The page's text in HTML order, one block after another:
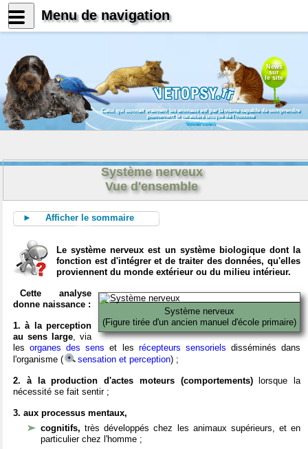
News
sur
le site
Celui qui connait vraiment les animaux est par là même capable de comprendre
pleinement le caractère unique de l'homme
Konrad Lorenz
Système nerveux
Vue d'ensemble
► Afficher le sommaire
Le système nerveux est un système biologique dont la
fonction est d'intégrer et de traiter des données, qu'elles
proviennent du monde extérieur ou du milieu intérieur.
Système nerveux
(Figure tirée d'un ancien manuel d'école primaire)
Cette analyse
donne naissance :
1. à la perception
au sens large, via
lesorganes des sens et les récepteurs sensoriels disséminés dans
l'organisme (
sensation et perception) ;
2. à la production d'actes moteurs (comportements)lorsque la
nécessité se fait sentir ;
3. aux processus mentaux,
cognitifs,très développés chez les animaux supérieurs, et en
particulier chez l'homme ;
Menu de navigation